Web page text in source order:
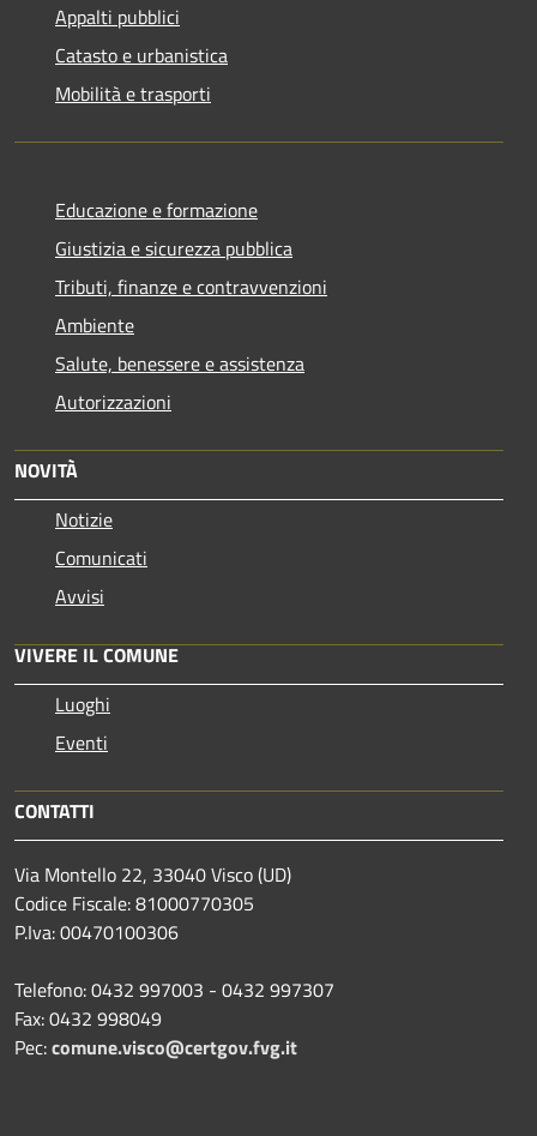
Appalti pubblici
Catasto e urbanistica
Mobilità e trasporti
Educazione e formazione
Giustizia e sicurezza pubblica
Tributi, finanze e contravvenzioni
Ambiente
Salute, benessere e assistenza
Autorizzazioni
NOVITÀ
Notizie
Comunicati
Avvisi
VIVERE IL COMUNE
Luoghi
Eventi
CONTATTI
Via Montello 22, 33040 Visco (UD)
Codice Fiscale: 81000770305
P.Iva: 00470100306
Telefono: 0432 997003 - 0432 997307
Fax: 0432 998049
Pec:comune.visco@certgov.fvg.it